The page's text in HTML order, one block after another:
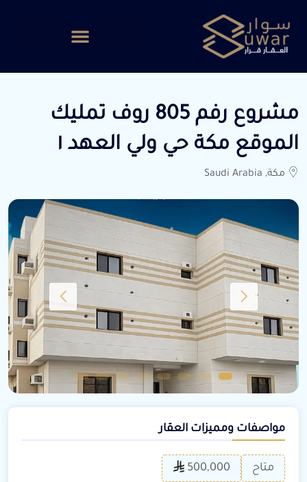
مشروع رفم 805 روف تمليك
الموقع مكة حي ولي العهد ١
مكة, Saudi Arabia
مواصفات ومميزات العقار
متاح 500,000